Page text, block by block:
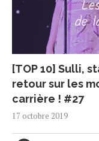
[TOP 10] Sulli,
retour sur les
carrière ! #27
17 octobre 2019